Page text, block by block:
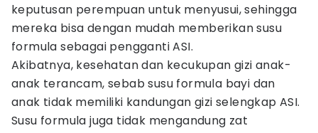
keputusan perempuan untuk menyusui, sehingga
mereka bisa dengan mudah memberikan susu
formula sebagai pengganti ASI.
Akibatnya, kesehatan dan kecukupan gizi anak-
anak terancam, sebab susu formula bayi dan
anak tidak memiliki kandungan gizi selengkap ASI.
Susu formula juga tidak mengandung zat